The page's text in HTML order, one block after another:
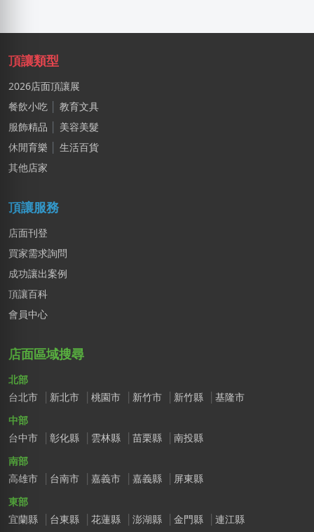
賴X姐
新北市｜預算 10萬~30萬元
湯X成
高雄市｜預算 30萬~50萬元
NXniLin
嘉義市｜預算 100萬元以上
桃園市｜預算 10萬元以下
頂讓類型
2026店面頂讓展
餐飲小吃
教育文具
服飾精品
美容美髮
休閒育樂
生活百貨
其他店家
頂讓服務
店面刊登
買家需求詢問
成功讓出案例
頂讓百科
會員中心
店面區域搜尋
北部
台北市
新北市 桃園市 新竹市 新竹縣
基隆市
中部
台中市
彰化縣 雲林縣 苗栗縣
南投縣
南部
高雄市
台南市 嘉義市 嘉義縣
屏東縣
東部
宜蘭縣
台東縣 花蓮縣 澎湖縣 金門縣 連江縣